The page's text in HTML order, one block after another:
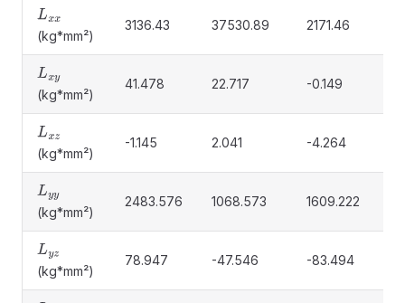
Lxx
(kg*mm²)
3136.43 37530.89 2171.46
Lxy
(kg*mm²)
41.478 22.717 -0.149
Lxz
(kg*mm²)
-1.145 2.041 -4.264
Lyy
(kg*mm²)
2483.576 1068.573 1609.222
Lyz
(kg*mm²)
78.947 -47.546 -83.494